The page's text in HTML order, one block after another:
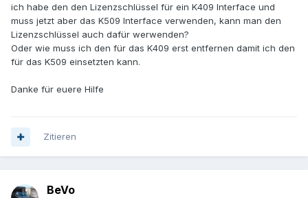
ich habe den den Lizenzschlüssel für ein K409 Interface und
muss jetzt aber das K509 Interface verwenden, kann man den
Lizenzschlüssel auch dafür werwenden?
Oder wie muss ich den für das K409 erst entfernen damit ich den
für das K509 einsetzten kann.
Danke für euere Hilfe
Zitieren
BeVo